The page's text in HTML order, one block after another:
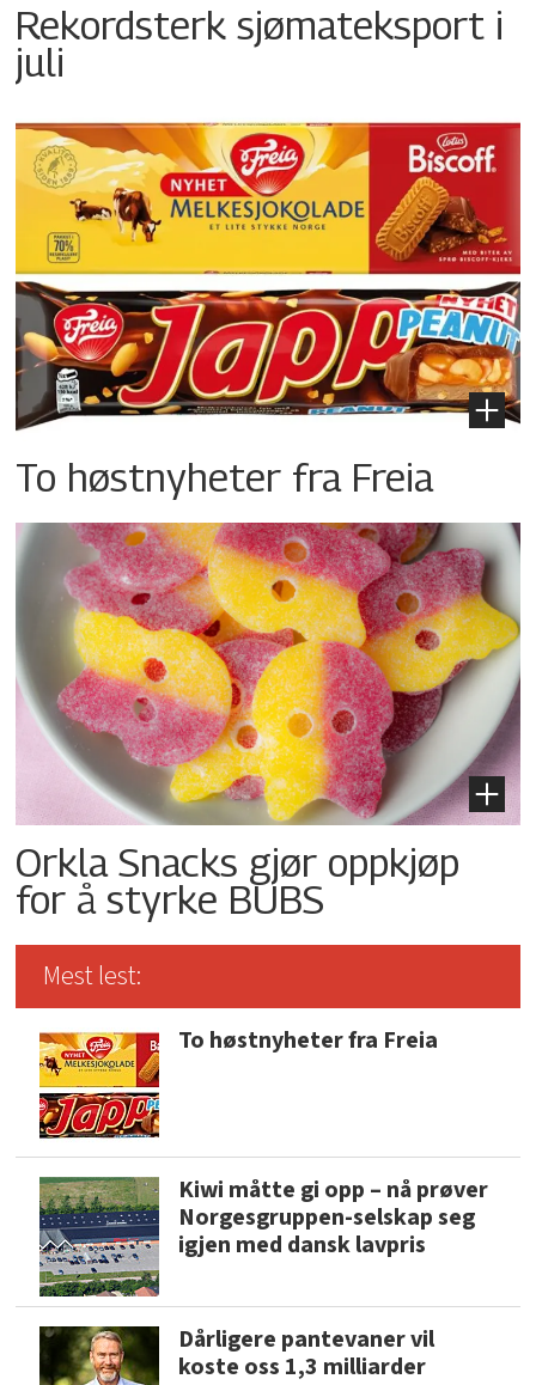
Rekordsterk sjømateksport i
juli
To høstnyheter fra Freia
Orkla Snacks gjør oppkjøp
for å styrke BUBS
Mest lest:
To høstnyheter fra Freia
Kiwi måtte gi opp – nå prøver
Norgesgruppen-selskap seg
igjen med dansk lavpris
Dårligere pantevaner vil
koste oss 1,3 milliarder